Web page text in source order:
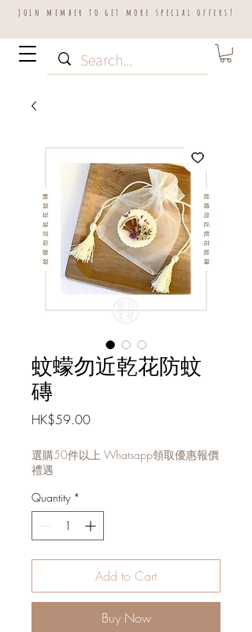
join member to get more special offers!
蚊蠓勿近乾花防蚊
磚
HK$59.00Price
選購50件以上 Whatsapp領取優惠報價
禮遇
Quantity *
Add to Cart
Buy Now